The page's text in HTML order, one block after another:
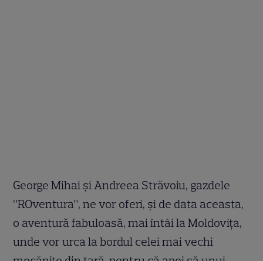
George Mihai și Andreea Străvoiu, gazdele
”ROventura”, ne vor oferi, și de data aceasta,
o aventură fabuloasă, mai întâi la Moldovița,
unde vor urca la bordul celei mai vechi